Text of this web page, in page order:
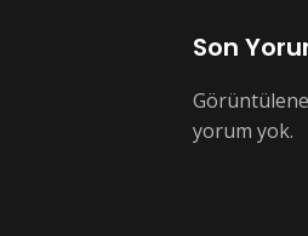
Son
yorum yok.